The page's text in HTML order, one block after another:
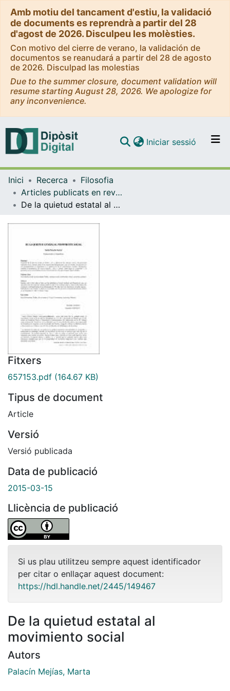
Amb motiu del tancament d'estiu, la validació
de documents es reprendrà a partir del 28
d'agost de 2026. Disculpeu les molèsties.
Con motivo del cierre de verano, la validación de
documentos se reanudará a partir del 28 de agosto
de 2026. Disculpad las molestias
Due to the summer closure, document validation will
resume starting August 28, 2026. We apologize for
any inconvenience.
Navega per tot el DD
Com publicar
Iniciar sessió (current)
Inici Recerca
Filosofia
Articles publicats en revistes (Filosofia)
De la quietud estatal al movimiento social
Fitxers
657153.pdf (164.67 KB)
Tipus de document
Article
Versió
Versió publicada
Data de publicació
2015-03-15
Llicència de publicació
Si us plau utilitzeu sempre aquest identificador
per citar o enllaçar aquest document:
https://hdl.handle.net/2445/149467
De la quietud estatal al
movimiento social
Autors
Palacín Mejías, Marta